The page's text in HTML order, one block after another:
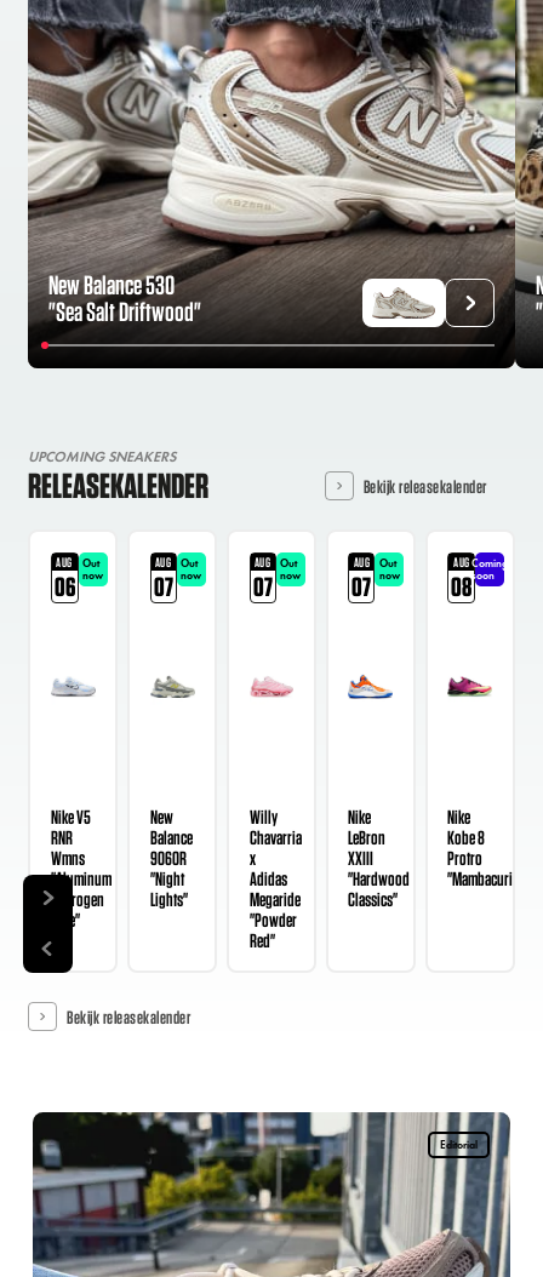
New Balance 530
"Sea Salt Driftwood"
UPCOMING SNEAKERS
RELEASEKALENDER Bekijk releasekalender
AUG
06
Out
now
Nike V5
RNR
Wmns
"Aluminum
Hydrogen
Blue"
AUG
07
Out
now
New
Balance
9060R
"Night
Lights"
AUG
07
Out
now
Willy
Chavarria
x
Adidas
Megaride
"Powder
Red"
AUG
07
Out
now
Nike
LeBron
XXIII
"Hardwood
Classics"
AUG
08
Coming
soon
Nike
Kobe 8
Protro
"Mambacurial"
Bekijk releasekalender
Editorial